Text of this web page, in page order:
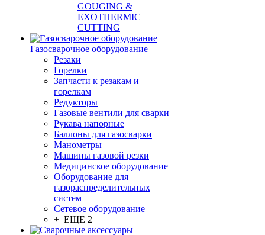
GOUGING &
EXOTHERMIC
CUTTING
Газосварочное оборудование
Резаки
Горелки
Запчасти к резакам и
горелкам
Редукторы
Газовые вентили для сварки
Рукава напорные
Баллоны для газосварки
Манометры
Машины газовой резки
Медицинское оборудование
Оборудование для
газораспределительных
систем
Сетевое оборудование
+ ЕЩЕ 2